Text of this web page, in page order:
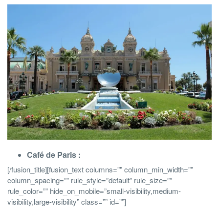
Café de Paris :
[/fusion_title][fusion_text columns=”” column_min_width=””
column_spacing=”” rule_style=”default” rule_size=””
rule_color=”” hide_on_mobile=”small-visibility,medium-
visibility,large-visibility” class=”” id=””]